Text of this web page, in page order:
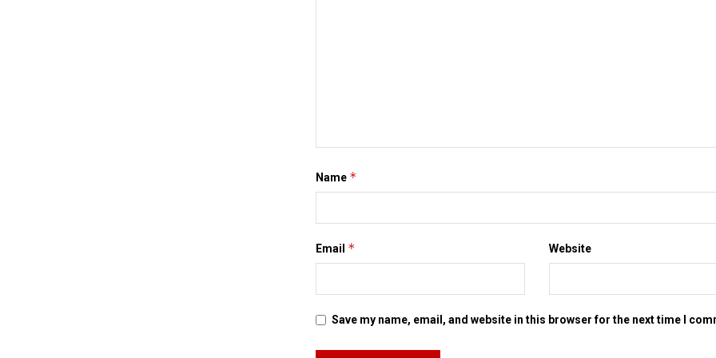
Name *
Email * Website
Save my name, email, and website in this browser for the next time I